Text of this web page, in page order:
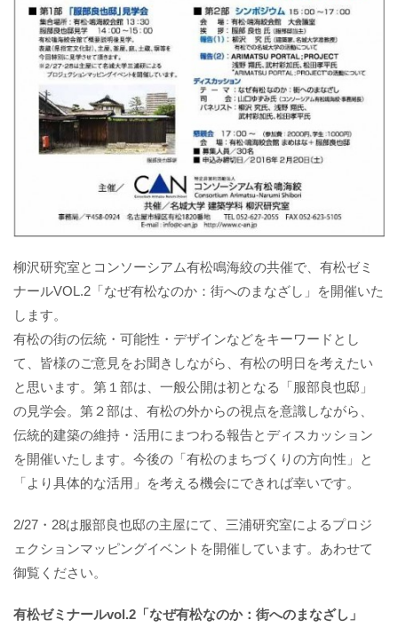
柳沢研究室とコンソーシアム有松鳴海絞の共催で、有松ゼミ
ナールVOL.2「なぜ有松なのか：街へのまなざし」を開催いた
します。
有松の街の伝統・可能性・デザインなどをキーワードとし
て、皆様のご意見をお聞きしながら、有松の明日を考えたい
と思います。第１部は、一般公開は初となる「服部良也邸」
の見学会。第２部は、有松の外からの視点を意識しながら、
伝統的建築の維持・活用にまつわる報告とディスカッション
を開催いたします。今後の「有松のまちづくりの方向性」と
「より具体的な活用」を考える機会にできれば幸いです。
2/27・28は服部良也邸の主屋にて、三浦研究室によるプロジ
ェクションマッピングイベントを開催しています。あわせて
御覧ください。
有松ゼミナールvol.2「なぜ有松なのか：街へのまなざし」